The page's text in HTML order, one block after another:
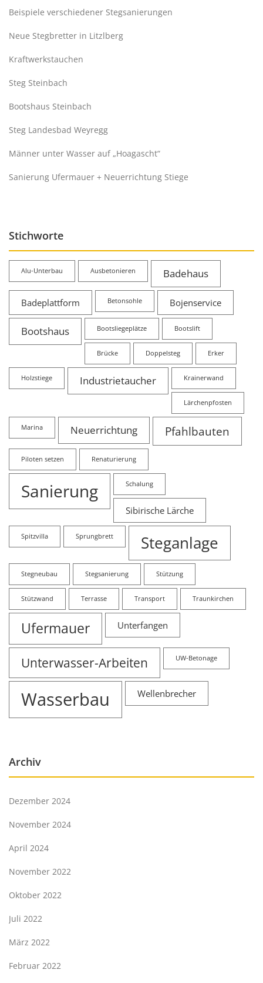
Beispiele verschiedener Stegsanierungen
Neue Stegbretter in Litzlberg
Kraftwerkstauchen
Steg Steinbach
Bootshaus Steinbach
Steg Landesbad Weyregg
Männer unter Wasser auf „Hoagascht“
Sanierung Ufermauer + Neuerrichtung Stiege
Stichworte
Alu-Unterbau Ausbetonieren Badehaus
Badeplattform Betonsohle Bojenservice
Bootshaus Bootsliegeplätze Bootslift
Brücke Doppelsteg Erker
Holzstiege Industrietaucher Krainerwand
Lärchenpfosten
Marina Neuerrichtung Pfahlbauten
Piloten setzen Renaturierung
Sanierung Schalung
Sibirische Lärche
Spitzvilla Sprungbrett Steganlage
Stegneubau Stegsanierung Stützung
Stützwand Terrasse Transport Traunkirchen
Ufermauer Unterfangen
Unterwasser-Arbeiten UW-Betonage
Wasserbau Wellenbrecher
Archiv
Dezember 2024
November 2024
April 2024
November 2022
Oktober 2022
Juli 2022
März 2022
Februar 2022